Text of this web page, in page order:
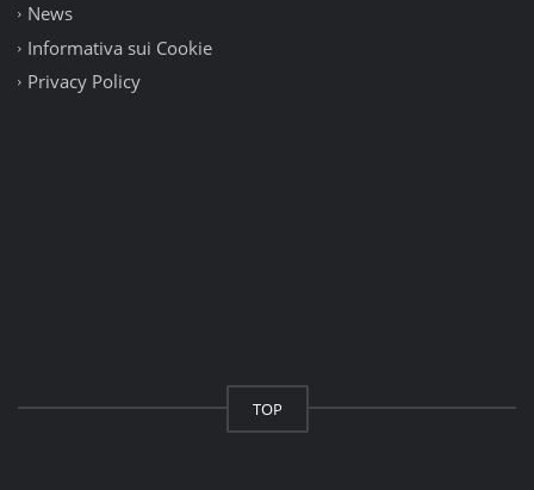
News
Informativa sui Cookie
Privacy Policy
TOP